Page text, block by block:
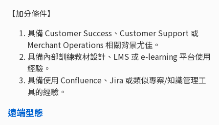
【加分條件】
具備 Customer Success、Customer Support 或
Merchant Operations 相關背景尤佳。
具備內部訓練教材設計、LMS 或 e-learning 平台使用
經驗。
具備使用 Confluence、Jira 或類似專案/知識管理工
具的經驗。
遠端型態